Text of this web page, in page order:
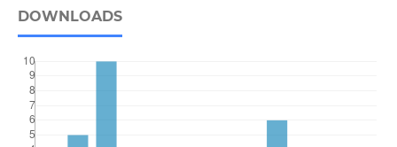
DOWNLOADS